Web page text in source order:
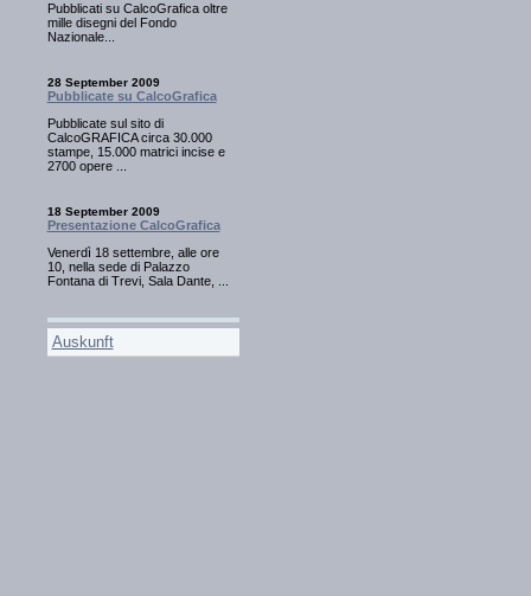
Pubblicati su CalcoGrafica oltre
mille disegni del Fondo
Nazionale...
28 September 2009
Pubblicate su CalcoGrafica
Pubblicate sul sito di
CalcoGRAFICA circa 30.000
stampe, 15.000 matrici incise e
2700 opere ...
18 September 2009
Presentazione CalcoGrafica
Venerdì 18 settembre, alle ore
10, nella sede di Palazzo
Fontana di Trevi, Sala Dante, ...
Auskunft